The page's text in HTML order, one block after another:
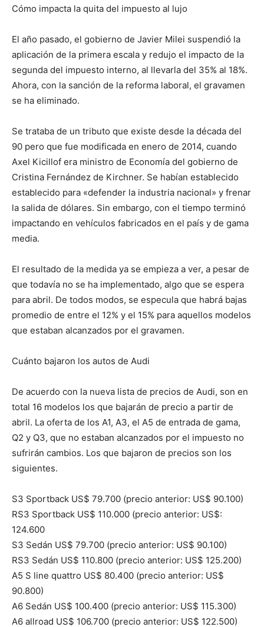
Cómo impacta la quita del impuesto al lujo
El año pasado, el gobierno de Javier Milei suspendió la
aplicación de la primera escala y redujo el impacto de la
segunda del impuesto interno, al llevarla del 35% al 18%.
Ahora, con la sanción de la reforma laboral, el gravamen
se ha eliminado.
Se trataba de un tributo que existe desde la década del
90 pero que fue modificada en enero de 2014, cuando
Axel Kicillof era ministro de Economía del gobierno de
Cristina Fernández de Kirchner. Se habían establecido
establecido para «defender la industria nacional» y frenar
la salida de dólares. Sin embargo, con el tiempo terminó
impactando en vehículos fabricados en el país y de gama
media.
El resultado de la medida ya se empieza a ver, a pesar de
que todavía no se ha implementado, algo que se espera
para abril. De todos modos, se especula que habrá bajas
promedio de entre el 12% y el 15% para aquellos modelos
que estaban alcanzados por el gravamen.
Cuánto bajaron los autos de Audi
De acuerdo con la nueva lista de precios de Audi, son en
total 16 modelos los que bajarán de precio a partir de
abril. La oferta de los A1, A3, el A5 de entrada de gama,
Q2 y Q3, que no estaban alcanzados por el impuesto no
sufrirán cambios. Los que bajaron de precios son los
siguientes.
S3 Sportback US$ 79.700 (precio anterior: US$ 90.100)
RS3 Sportback US$ 110.000 (precio anterior: US$:
124.600
S3 Sedán US$ 79.700 (precio anterior: US$ 90.100)
RS3 Sedán US$ 110.800 (precio anterior: US$ 125.200)
A5 S line quattro US$ 80.400 (precio anterior: US$
90.800)
A6 Sedán US$ 100.400 (precio anterior: US$ 115.300)
A6 allroad US$ 106.700 (precio anterior: US$ 122.500)